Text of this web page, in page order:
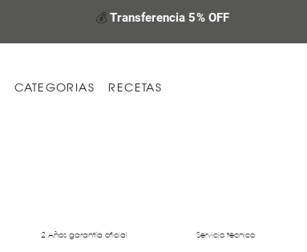
💰Transferencia 5% OFF
CATEGORIAS RECETAS
2 Años garantía oficial Servicio técnico